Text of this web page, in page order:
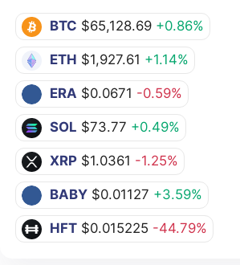
BTC $65,128.69 +0.86%
ETH $1,927.61 +1.14%
ERA $0.0671 -0.59%
SOL $73.77 +0.49%
XRP $1.0361 -1.25%
BABY $0.01127 +3.59%
HFT $0.015225 -44.79%